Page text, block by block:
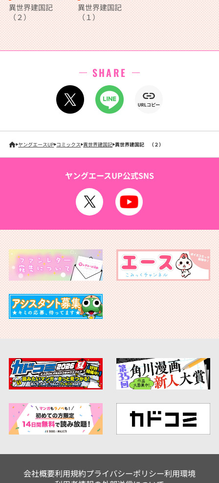
異世界建国記
（２）
異世界建国記
（１）
SHARE
ヤングエースUP コミックス 異世界建国記 異世界建国記 （２）
ヤングエースUP公式SNS
会社概要利用規約プライバシーポリシー利用環境